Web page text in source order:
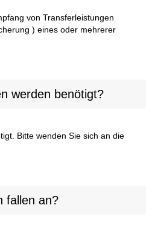
von Transferleistungen
) eines oder mehrerer
werden benötigt?
Bitte wenden Sie sich an die
fallen an?